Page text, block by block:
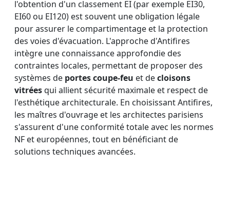
l'obtention d'un classement EI (par exemple EI30,
EI60 ou EI120) est souvent une obligation légale
pour assurer le compartimentage et la protection
des voies d'évacuation. L'approche d'Antifires
intègre une connaissance approfondie des
contraintes locales, permettant de proposer des
systèmes de portes coupe-feu et decloisons
vitréesqui allient sécurité maximale et respect de
l'esthétique architecturale. En choisissant Antifires,
les maîtres d'ouvrage et les architectes parisiens
s'assurent d'une conformité totale avec les normes
NF et européennes, tout en bénéficiant de
solutions techniques avancées.